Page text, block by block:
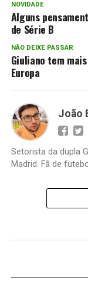
NOVIDADE
Alguns
de Série B
NÃO DEIXE PASSAR
Giuliano tem
Europa
João
Setorista da dupla
Madrid. Fã de